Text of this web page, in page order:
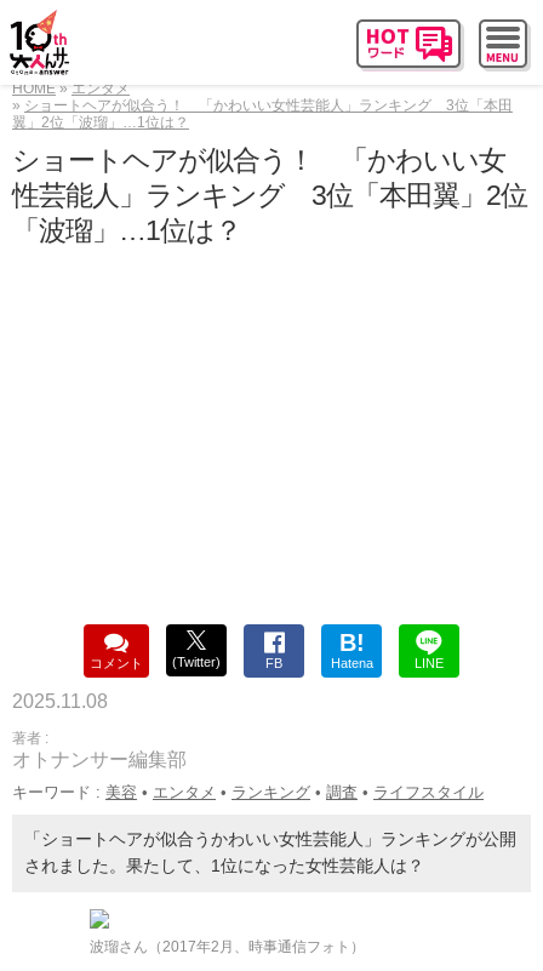
HOME
エンタメ
ショートヘアが似合う！ 「かわいい女性芸能人」ランキング 3位「本田
翼」2位「波瑠」…1位は？
ショートヘアが似合う！ 「かわいい女
性芸能人」ランキング 3位「本田翼」2位
「波瑠」…1位は？
コメント (Twitter) FB
B!
Hatena LINE
2025.11.08
著者 :
オトナンサー編集部
キーワード : 美容 • エンタメ • ランキング • 調査 • ライフスタイル
「ショートヘアが似合うかわいい女性芸能人」ランキングが公開
されました。果たして、1位になった女性芸能人は？
波瑠さん（2017年2月、時事通信フォト）